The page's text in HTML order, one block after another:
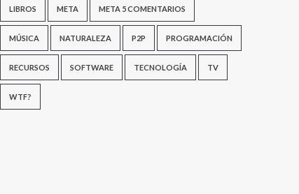
LIBROS META META 5 COMENTARIOS
MÚSICA NATURALEZA P2P PROGRAMACIÓN
RECURSOS SOFTWARE TECNOLOGÍA TV
WTF?